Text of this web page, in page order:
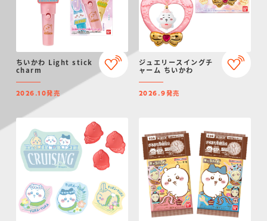
ちいかわ Light stick
charm
2026.10発売
ジュエリースイングチ
ャーム ちいかわ
2026.9発売